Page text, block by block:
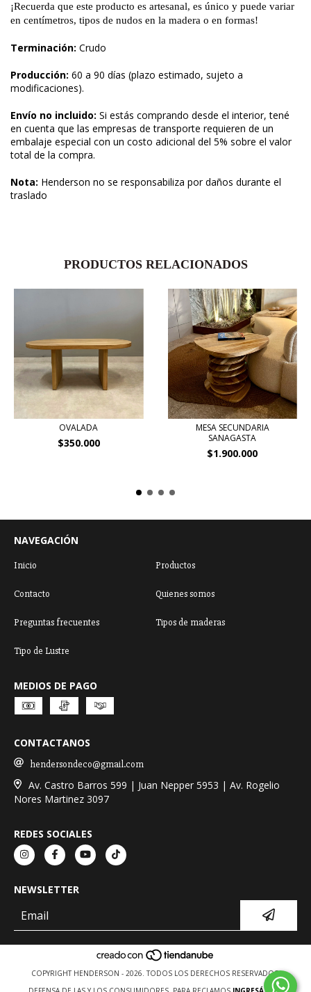
¡Recuerda que este producto es artesanal, es único y puede variar
en centímetros, tipos de nudos en la madera o en formas!
Terminación: Crudo
Producción: 60 a 90 días (plazo estimado, sujeto a
modificaciones).
Envío no incluido: Si estás comprando desde el interior, tené
en cuenta que las empresas de transporte requieren de un
embalaje especial con un costo adicional del 5% sobre el valor
total de la compra.
Nota: Henderson no se responsabiliza por daños durante el
traslado
PRODUCTOS RELACIONADOS
OVALADA
$350.000
MESA SECUNDARIA
SANAGASTA
$1.900.000
NAVEGACIÓN
Inicio Productos
Contacto Quienes somos
Preguntas frecuentes Tipos de maderas
Tipo de Lustre
MEDIOS DE PAGO
CONTACTANOS
hendersondeco@gmail.com
Av. Castro Barros 599 | Juan Nepper 5953 | Av. Rogelio
Nores Martinez 3097
REDES SOCIALES
NEWSLETTER
COPYRIGHT HENDERSON - 2026. TODOS LOS DERECHOS RESERVADOS.